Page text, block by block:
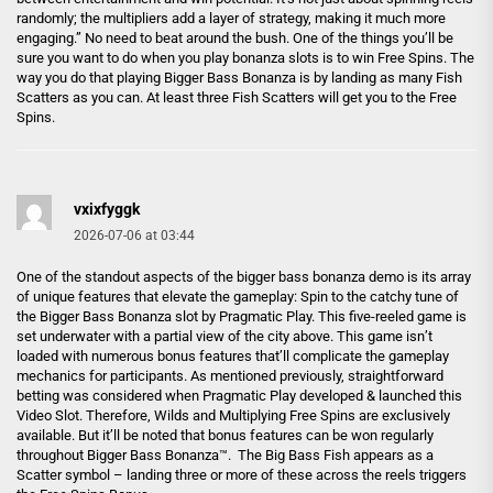
randomly; the multipliers add a layer of strategy‚ making it much more
engaging.” No need to beat around the bush. One of the things you’ll be
sure you want to do when you play bonanza slots is to win Free Spins. The
way you do that playing Bigger Bass Bonanza is by landing as many Fish
Scatters as you can. At least three Fish Scatters will get you to the Free
Spins.
vxixfyggk
2026-07-06 at 03:44
One of the standout aspects of the bigger bass bonanza demo is its array
of unique features that elevate the gameplay: Spin to the catchy tune of
the Bigger Bass Bonanza slot by Pragmatic Play. This five-reeled game is
set underwater with a partial view of the city above. This game isn’t
loaded with numerous bonus features that’ll complicate the gameplay
mechanics for participants. As mentioned previously, straightforward
betting was considered when Pragmatic Play developed & launched this
Video Slot. Therefore, Wilds and Multiplying Free Spins are exclusively
available. But it’ll be noted that bonus features can be won regularly
throughout Bigger Bass Bonanza™. The Big Bass Fish appears as a
Scatter symbol – landing three or more of these across the reels triggers